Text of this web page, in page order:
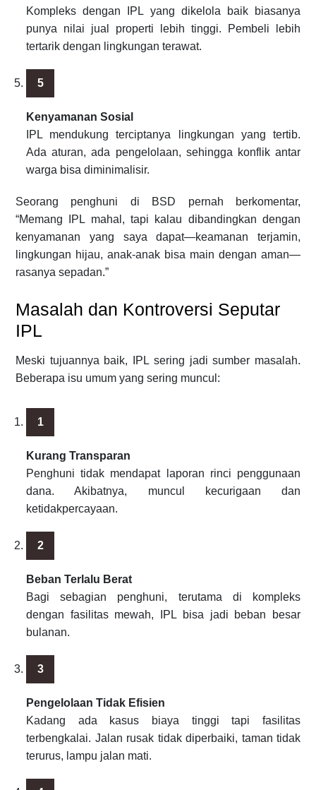
Kompleks dengan IPL yang dikelola baik biasanya
punya nilai jual properti lebih tinggi. Pembeli lebih
tertarik dengan lingkungan terawat.
Kenyamanan Sosial
IPL mendukung terciptanya lingkungan yang tertib.
Ada aturan, ada pengelolaan, sehingga konflik antar
warga bisa diminimalisir.
Seorang penghuni di BSD pernah berkomentar,
“Memang IPL mahal, tapi kalau dibandingkan dengan
kenyamanan yang saya dapat—keamanan terjamin,
lingkungan hijau, anak-anak bisa main dengan aman—
rasanya sepadan.”
Masalah dan Kontroversi Seputar
IPL
Meski tujuannya baik, IPL sering jadi sumber masalah.
Beberapa isu umum yang sering muncul:
Kurang Transparan
Penghuni tidak mendapat laporan rinci penggunaan
dana. Akibatnya, muncul kecurigaan dan
ketidakpercayaan.
Beban Terlalu Berat
Bagi sebagian penghuni, terutama di kompleks
dengan fasilitas mewah, IPL bisa jadi beban besar
bulanan.
Pengelolaan Tidak Efisien
Kadang ada kasus biaya tinggi tapi fasilitas
terbengkalai. Jalan rusak tidak diperbaiki, taman tidak
terurus, lampu jalan mati.